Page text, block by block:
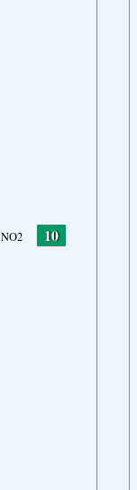
NO2 10